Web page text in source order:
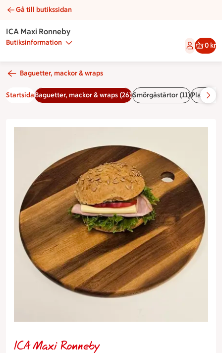
Solrosfralla med ost & skinka | Catering ICA Maxi Ronneby
Gå till butikssidan
ICA Maxi Ronneby
Butiksinformation 0 kr
Baguetter, mackor & wraps
StartsidaBaguetter, mackor & wraps (26)Smörgåstårtor (11)Plankor
ICA Maxi Ronneby